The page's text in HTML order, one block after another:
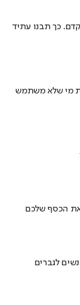
כך תבנו עתיד
מי שלא משתמש
את הכסף שלכם
לגברים